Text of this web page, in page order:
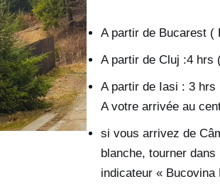
A partir de Bucarest (
A partir de Cluj :4 hrs
A partir de Iasi : 3 hrs
A votre arrivée au
si vous arrivez de
blanche, tourner
indicateur «